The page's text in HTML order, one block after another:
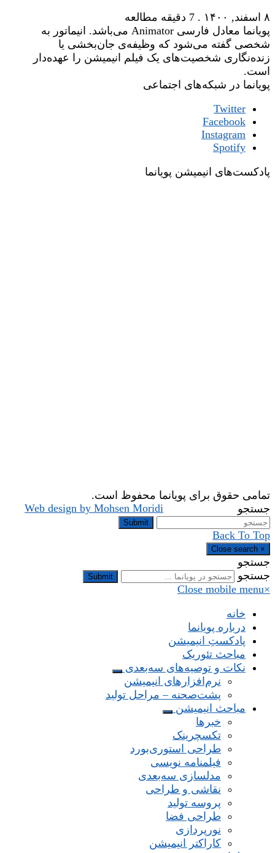
۸ اسفند, ۱۴۰۰
. 7 دقیقه مطالعه
پویانما معادل فارسی Animator می‌باشد. انیماتور به
شخصی گفته می‌شود که وظیفه‌ی جان‌بخشی یا
زنده‌نگاری شخصیت‌های یک فیلم انیمیشن را عهده‌دار
است.
پویانما در شبکه‌های اجتماعی
Twitter
Facebook
Instagram
Spotify
پادکست‌های انیمیشن پویانما
تمامی حقوق برای پویانما محفوظ است.
Web design by Mohsen Moridi
جستجو
Submit
Back To Top
×
Close search
جستجو
جستجو
Submit
×
Close mobile menu
خانه
درباره پویانما
پادکستِ انیمیشن
مباحث تئوریک
نکات و توصیه‌های‌ سه‌بعدی
نرم‌افزارهای انیمیشن
پشت‌صحنه – مراحل تولید
مباحث انیمیشن
خبرها
تکسچرینک
طراحی استوری‌بورد
فیلمنامه نویسی
مدلسازی سه‌بعدی
نقاشی و طراحی
پروسه تولید
طراحی فضا
نورپردازی
کاراکتر انیمیشن